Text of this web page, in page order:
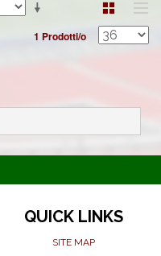
1 Prodotti/o
QUICK LINKS
SITE MAP